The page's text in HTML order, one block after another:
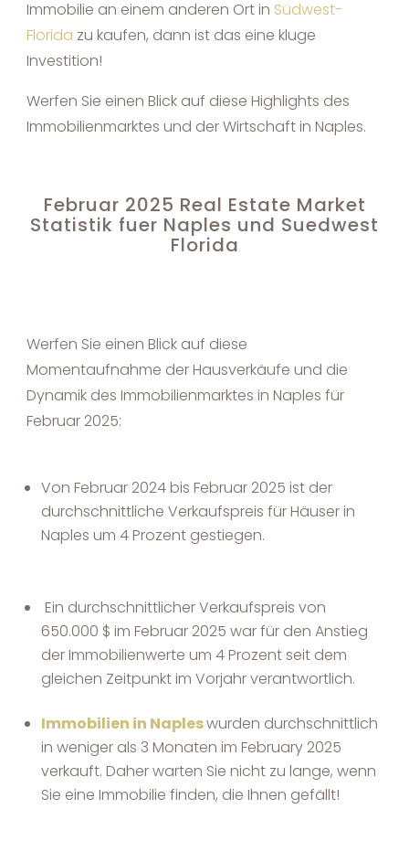
Immobilie an einem anderen Ort in Südwest-
Florida zu kaufen, dann ist das eine kluge
Investition!
Werfen Sie einen Blick auf diese Highlights des
Immobilienmarktes und der Wirtschaft in Naples.
Februar 2025 Real Estate Market
Statistik fuer Naples und Suedwest
Florida
Werfen Sie einen Blick auf diese
Momentaufnahme der Hausverkäufe und die
Dynamik des Immobilienmarktes in Naples für
Februar 2025:
Von Februar 2024 bis Februar 2025 ist der
durchschnittliche Verkaufspreis für Häuser in
Naples um 4 Prozent gestiegen.
Ein durchschnittlicher Verkaufspreis von
650.000 $ im Februar 2025 war für den Anstieg
der Immobilienwerte um 4 Prozent seit dem
gleichen Zeitpunkt im Vorjahr verantwortlich.
Immobilien in Napleswurden durchschnittlich
in weniger als 3 Monaten im February 2025
verkauft. Daher warten Sie nicht zu lange, wenn
Sie eine Immobilie finden, die Ihnen gefällt!